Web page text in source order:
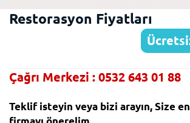
Restorasyon Fiyatları
Çağrı Merkezi : 0532 643 01 88
Teklif isteyin veya bizi arayın, Size